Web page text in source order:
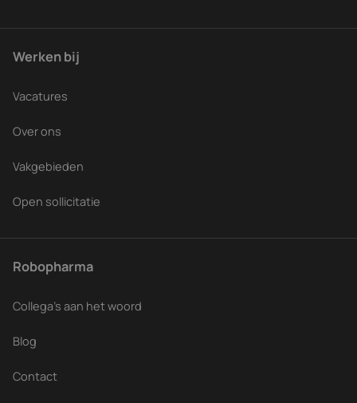
Werken bij
Vacatures
Over ons
Vakgebieden
Open sollicitatie
Robopharma
Collega's aan het woord
Blog
Contact